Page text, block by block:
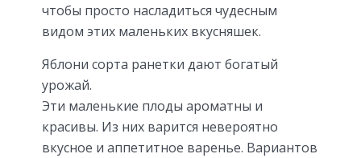
чтобы просто насладиться чудесным
видом этих маленьких вкусняшек.
Яблони сорта ранетки дают богатый
урожай.
Эти маленькие плоды ароматны и
красивы. Из них варится невероятно
вкусное и аппетитное варенье. Вариантов